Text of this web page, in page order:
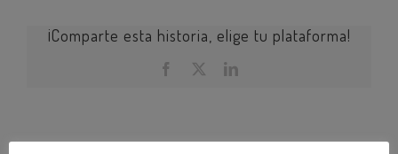
¡Comparte esta historia, elige tu plataforma!
FacebookLinkedIn